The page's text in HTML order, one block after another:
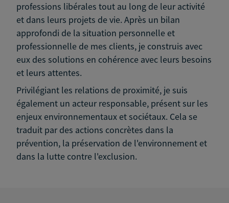
professions libérales tout au long de leur activité
et dans leurs projets de vie. Après un bilan
approfondi de la situation personnelle et
professionnelle de mes clients, je construis avec
eux des solutions en cohérence avec leurs besoins
et leurs attentes.
Privilégiant les relations de proximité, je suis
également un acteur responsable, présent sur les
enjeux environnementaux et sociétaux. Cela se
traduit par des actions concrètes dans la
prévention, la préservation de l'environnement et
dans la lutte contre l'exclusion.